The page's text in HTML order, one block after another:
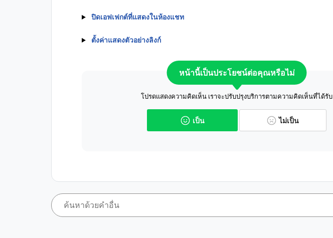
ปิดเอฟเฟกต์ที่แสดงในห้องแชท
ตั้งค่าแสดงตัวอย่างลิงก์
หน้านี้เป็นประโยชน์ต่อคุณหรือไม่
โปรดแสดงความคิดเห็น เราจะปรับปรุงบริการตามความคิดเห็นที่ได้รับ
เป็น ไม่เป็น